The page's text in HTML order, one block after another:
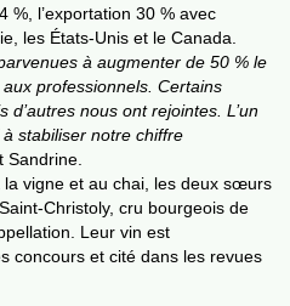
%, l’exportation 30 % avec
les États-Unis et le Canada.
à augmenter de 50 % le
professionnels. Certains
nous ont rejointes. L’un
stabiliser notre chiffre
Sandrine.
la vigne et au chai, les deux sœurs
Christoly, cru bourgeois de
Leur vin est
concours et cité dans les revues